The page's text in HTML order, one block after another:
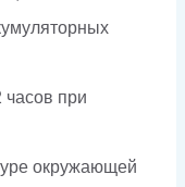
часов при
окружающей